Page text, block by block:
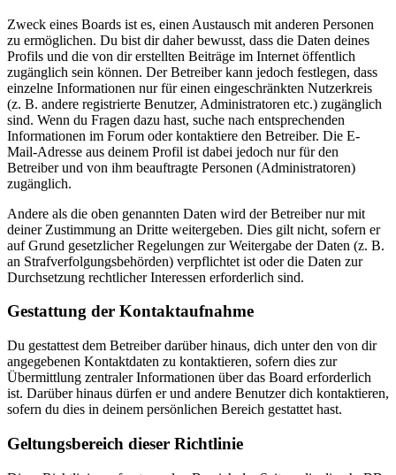
Zweck eines Boards ist es, einen Austausch mit anderen Personen
zu ermöglichen. Du bist dir daher bewusst, dass die Daten deines
Profils und die von dir erstellten Beiträge im Internet öffentlich
zugänglich sein können. Der Betreiber kann jedoch festlegen, dass
einzelne Informationen nur für einen eingeschränkten Nutzerkreis
(z. B. andere registrierte Benutzer, Administratoren etc.) zugänglich
sind. Wenn du Fragen dazu hast, suche nach entsprechenden
Informationen im Forum oder kontaktiere den Betreiber. Die E-
Mail-Adresse aus deinem Profil ist dabei jedoch nur für den
Betreiber und von ihm beauftragte Personen (Administratoren)
zugänglich.
Andere als die oben genannten Daten wird der Betreiber nur mit
deiner Zustimmung an Dritte weitergeben. Dies gilt nicht, sofern er
auf Grund gesetzlicher Regelungen zur Weitergabe der Daten (z. B.
an Strafverfolgungsbehörden) verpflichtet ist oder die Daten zur
Durchsetzung rechtlicher Interessen erforderlich sind.
Gestattung der Kontaktaufnahme
Du gestattest dem Betreiber darüber hinaus, dich unter den von dir
angegebenen Kontaktdaten zu kontaktieren, sofern dies zur
Übermittlung zentraler Informationen über das Board erforderlich
ist. Darüber hinaus dürfen er und andere Benutzer dich kontaktieren,
sofern du dies in deinem persönlichen Bereich gestattet hast.
Geltungsbereich dieser Richtlinie